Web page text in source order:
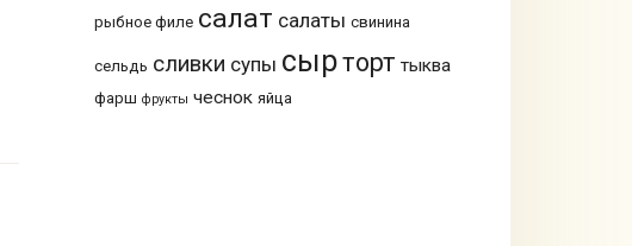
рыбное филе салат салаты свинина
сельдь сливки супы сырторт тыква
фарш фрукты чеснок яйца